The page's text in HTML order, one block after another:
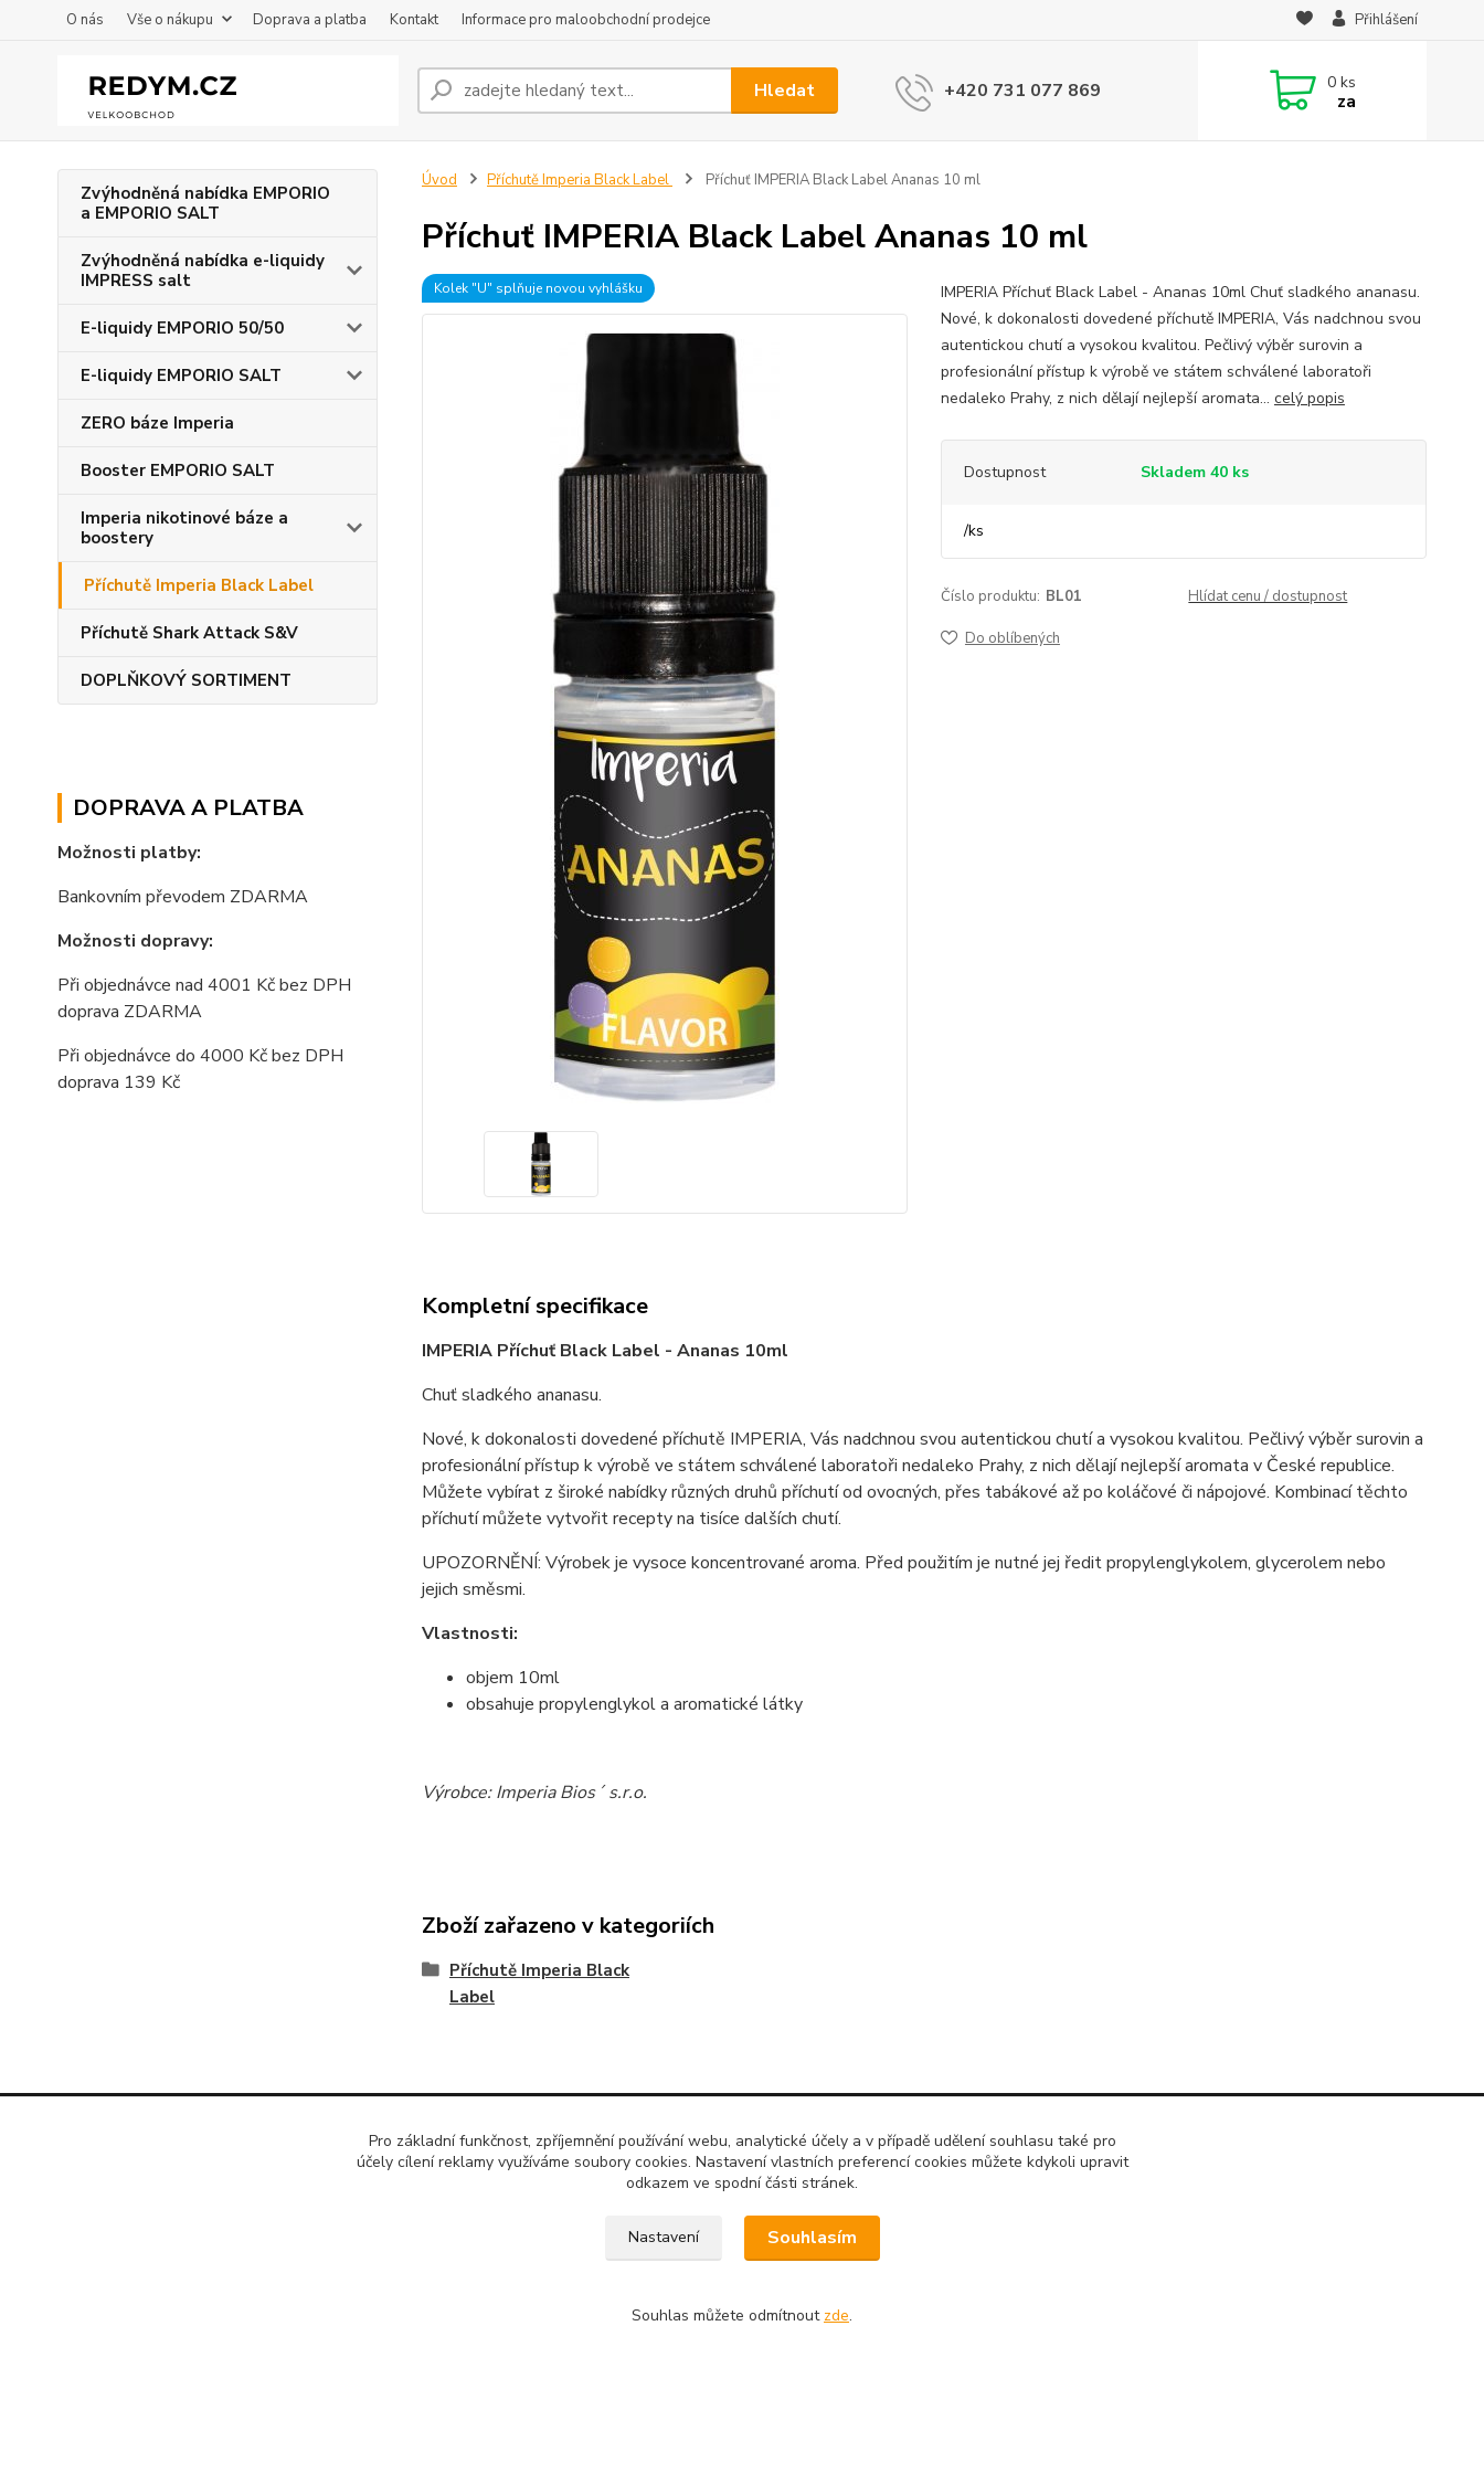
O nás Vše o nákupu Doprava a platba Kontakt Informace pro maloobchodní prodejce Přihlášení
Hledat +420 731 077 869 0 ks
za
Zvýhodněná nabídka EMPORIO
a EMPORIO SALT
Zvýhodněná nabídka e-liquidy
IMPRESS salt
E-liquidy EMPORIO 50/50
E-liquidy EMPORIO SALT
ZERO báze Imperia
Booster EMPORIO SALT
Imperia nikotinové báze a
boostery
Příchutě Imperia Black Label
Příchutě Shark Attack S&V
DOPLŇKOVÝ SORTIMENT
DOPRAVA A PLATBA
Možnosti platby:
Bankovním převodem ZDARMA
Možnosti dopravy:
Při objednávce nad 4001 Kč bez DPH
doprava ZDARMA
Při objednávce do 4000 Kč bez DPH
doprava 139 Kč
Úvod Příchutě Imperia Black Label Příchuť IMPERIA Black Label Ananas 10 ml
Příchuť IMPERIA Black Label Ananas 10 ml
Kolek "U" splňuje novou vyhlášku
IMPERIA Příchuť Black Label - Ananas 10ml Chuť sladkého ananasu.
Nové, k dokonalosti dovedené příchutě IMPERIA, Vás nadchnou svou
autentickou chutí a vysokou kvalitou. Pečlivý výběr surovin a
profesionální přístup k výrobě ve státem schválené laboratoři
nedaleko Prahy, z nich dělají nejlepší aromata... celý popis
Dostupnost Skladem 40 ks
/ks
Číslo produktu: BL01 Hlídat cenu / dostupnost
Do oblíbených
Kompletní specifikace
IMPERIA Příchuť Black Label - Ananas 10ml
Chuť sladkého ananasu.
Nové, k dokonalosti dovedené příchutě IMPERIA, Vás nadchnou svou autentickou chutí a vysokou kvalitou. Pečlivý výběr surovin a
profesionální přístup k výrobě ve státem schválené laboratoři nedaleko Prahy, z nich dělají nejlepší aromata v České republice.
Můžete vybírat z široké nabídky různých druhů příchutí od ovocných, přes tabákové až po koláčové či nápojové. Kombinací těchto
příchutí můžete vytvořit recepty na tisíce dalších chutí.
UPOZORNĚNÍ: Výrobek je vysoce koncentrované aroma. Před použitím je nutné jej ředit propylenglykolem, glycerolem nebo
jejich směsmi.
Vlastnosti:
objem 10ml
obsahuje propylenglykol a aromatické látky
Výrobce: Imperia Bios´ s.r.o.
Zboží zařazeno v kategoriích
Příchutě Imperia Black
Label
Kontakty
Pro základní funkčnost, zpříjemnění používání webu, analytické účely a v případě udělení souhlasu také pro
účely cílení reklamy využíváme soubory cookies. Nastavení vlastních preferencí cookies můžete kdykoli upravit
odkazem ve spodní části stránek.
Nastavení Souhlasím
Souhlas můžete odmítnout zde.